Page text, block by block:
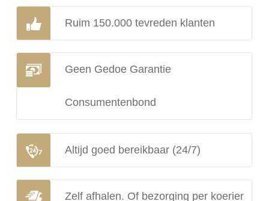
Ruim 150.000 tevreden klanten
Geen Gedoe Garantie
Consumentenbond
Altijd goed bereikbaar (24/7)
Zelf afhalen. Of bezorging per koerier